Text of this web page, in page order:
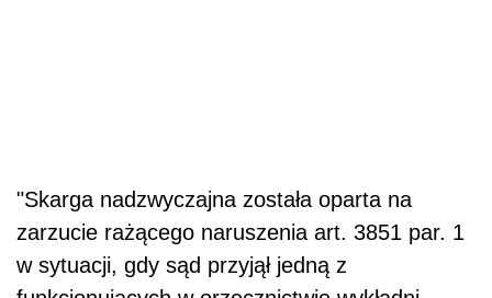
"Skarga nadzwyczajna została oparta na
zarzucie rażącego naruszenia art. 3851 par. 1
w sytuacji, gdy sąd przyjął jedną z